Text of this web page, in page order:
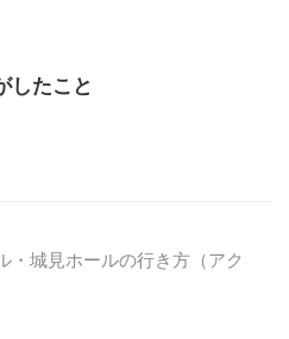
したこと
・城見ホールの行き方（アク